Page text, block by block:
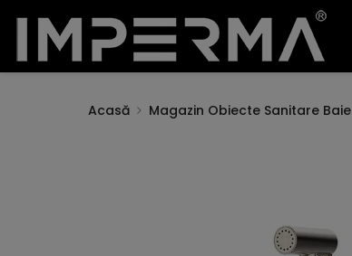
Acasă Magazin Obiecte Sanitare Baie